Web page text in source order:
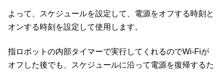
よって、スケジュールを設定して、電源をオフする時刻と
オンする時刻を設定して使用します。
指ロボットの内部タイマーで実行してくれるのでWi-Fiが
オフした後でも、スケジュールに沿って電源を復帰するた